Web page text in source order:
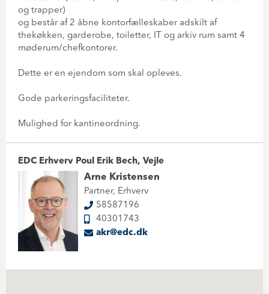
og trapper)
og består af 2 åbne kontorfælleskaber adskilt af
thekøkken, garderobe, toiletter, IT og arkiv rum samt 4
møderum/chefkontorer.
Dette er en ejendom som skal opleves.
Gode parkeringsfaciliteter.
Mulighed for kantineordning.
EDC Erhverv Poul Erik Bech, Vejle
Arne Kristensen
Partner, Erhverv
58587196
40301743
akr@edc.dk